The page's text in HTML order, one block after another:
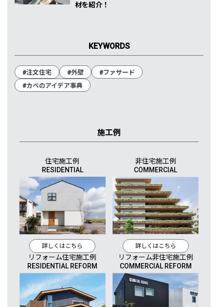
材を紹介！
KEYWORDS
#注文住宅 #外壁
#ファサード
#カベのアイデア事典
施工例
住宅施工例
RESIDENTIAL
詳しくはこちら
非住宅施工例
COMMERCIAL
詳しくはこちら
リフォーム住宅施工例
RESIDENTIAL REFORM
リフォーム非住宅施工例
COMMERCIAL REFORM